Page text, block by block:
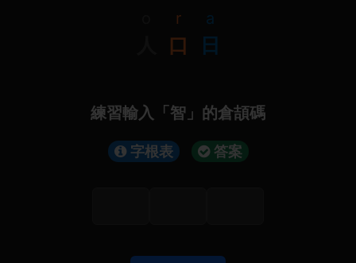
r
口
a
日
練習輸入「智」的倉頡碼
字根表 答案